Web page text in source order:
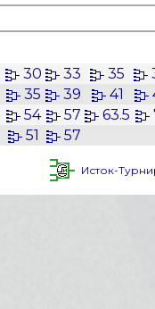
30 33 35
35 39 41
54 57 63.5
51 57
Исток-